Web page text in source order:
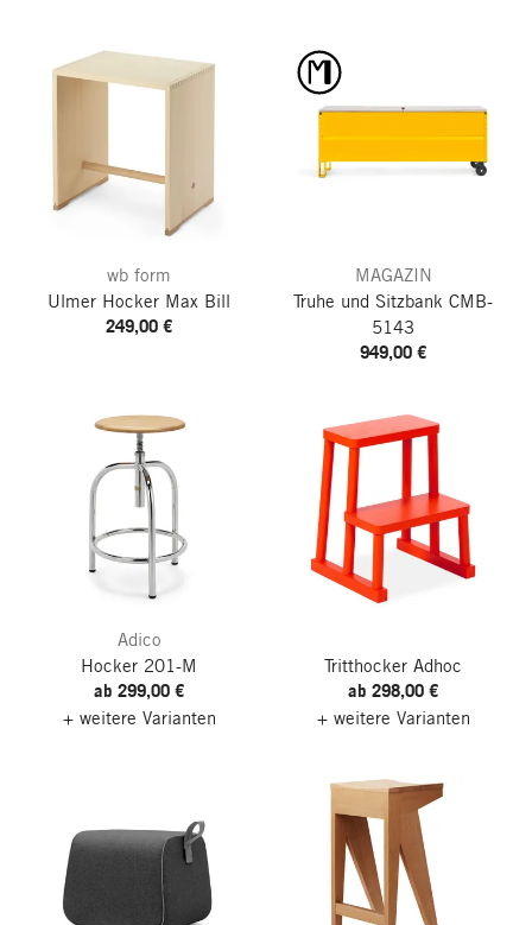
wb form
Ulmer Hocker Max Bill
249,00 €
MAGAZIN
Truhe und Sitzbank CMB-
5143
949,00 €
Adico
Hocker 201-M
ab 299,00 €
+ weitere Varianten
Tritthocker Adhoc
ab 298,00 €
+ weitere Varianten